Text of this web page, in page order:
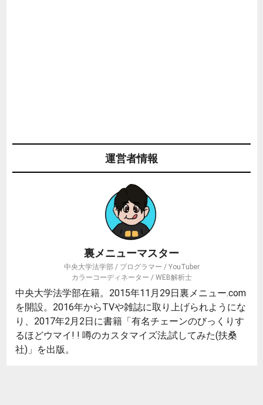
運営者情報
裏メニューマスター
中央大学法学部 / プログラマー / YouTuber
カラーコーディネーター / WEB解析士
中央大学法学部在籍。2015年11月29日裏メニュー.com
を開設。2016年からTVや雑誌に取り上げられようにな
り、2017年2月2日に書籍「有名チェーンのびっくりす
るほどウマイ! ! 噂のカスタマイズ法,試してみた(扶桑
社)」を出版。